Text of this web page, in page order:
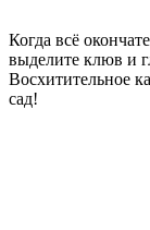
Когда всё
выделите клюв и
Восхитительное
сад!